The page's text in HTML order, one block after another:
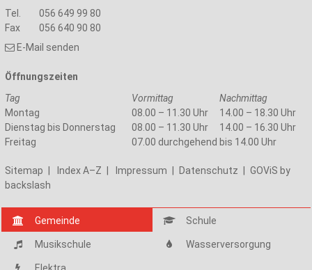
Tel.
056 649 99 80
Fax
056 640 90 80
E-Mail senden
Öffnungszeiten
Tag
Vormittag
Nachmittag
Montag
08.00 – 11.30 Uhr
14.00 – 18.30 Uhr
Dienstag bis Donnerstag
08.00 – 11.30 Uhr
14.00 – 16.30 Uhr
Freitag
07.00 durchgehend bis 14.00 Uhr
Sitemap Index A–Z Impressum Datenschutz GOViS by
backslash
Gemeinde Schule
Musikschule Wasserversorgung